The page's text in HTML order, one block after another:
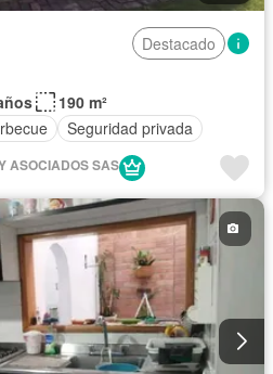
Destacado
190 m²
Seguridad privada
ASOCIADOS SAS